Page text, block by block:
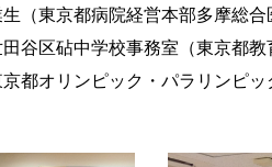
東京都病院経営本部多摩総合
区砧中学校事務室（東京都教
オリンピック・パラリンピッ